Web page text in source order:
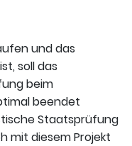
und das
soll das
beim
beendet
Staatsprüfung
mit diesem Projekt